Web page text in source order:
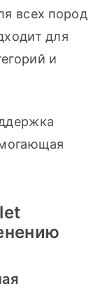
всех пород
для
и